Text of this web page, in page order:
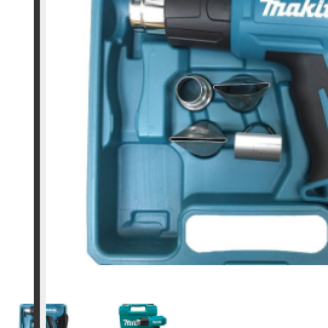
500,000 - 1
triệu VNĐ
1 triệu - 2
triệu VNĐ
2 triệu - 5
triệu VNĐ
(1)